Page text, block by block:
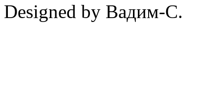
Designed by Вадим-С.